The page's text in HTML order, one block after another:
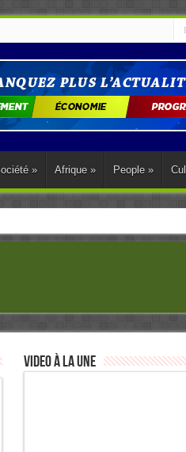
» Afrique » People »
réparations
Video à la Une